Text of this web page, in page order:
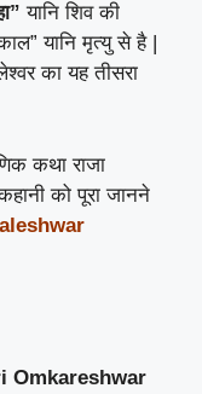
यानि शिव की
यानि मृत्यु से है |
का यह तीसरा
कथा राजा
को पूरा जानने
Omkareshwar